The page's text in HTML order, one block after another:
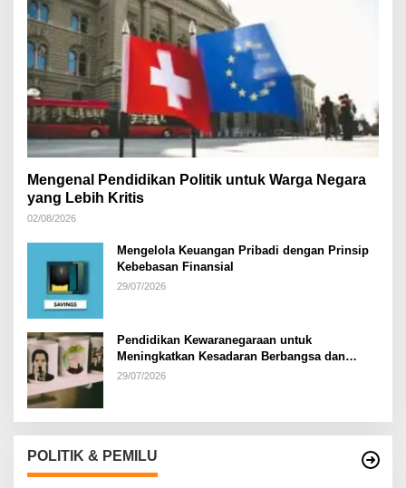
Mengenal Pendidikan Politik untuk Warga Negara
yang Lebih Kritis
02/08/2026
Mengelola Keuangan Pribadi dengan Prinsip
Kebebasan Finansial
29/07/2026
Pendidikan Kewaranegaraan untuk
Meningkatkan Kesadaran Berbangsa dan
Bernegara di…
29/07/2026
POLITIK & PEMILU